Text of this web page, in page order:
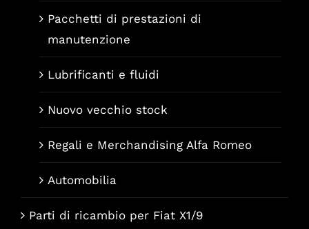
Pacchetti di prestazioni di
manutenzione
Lubrificanti e fluidi
Nuovo vecchio stock
Regali e Merchandising Alfa Romeo
Automobilia
Parti di ricambio per Fiat X1/9